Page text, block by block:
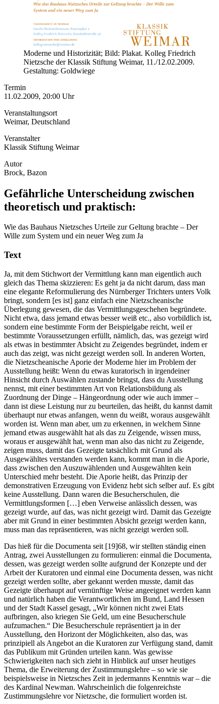
Moderne und Historizität; Bild: Plakat. Kolleg Friedrich
Nietzsche der Klassik Stiftung Weimar, 11./12.02.2009.
Gestaltung: Goldwiege
Termin
11.02.2009, 20:00 Uhr
Veranstaltungsort
Weimar, Deutschland
Veranstalter
Klassik Stiftung Weimar
Autor
Brock, Bazon
Gefährliche Unterscheidung zwischen
theoretisch und praktisch:
Wie das Bauhaus Nietzsches Urteile zur Geltung brachte – Der
Wille zum System und ein neuer Weg zum Ja
Text
Ja, mit dem Stichwort der Vermittlung kann man eigentlich auch
gleich das Thema skizzieren: Es geht ja da nicht darum, dass man
eine elegante Reformulierung des Nürnberger Trichters unters Volk
bringt, sondern [es ist] ganz einfach eine Nietzscheanische
Überlegung gewesen, die das Vermittlungsgeschehen begründete.
Nicht etwa, dass jemand etwas besser weiß etc., also vorbildlich ist,
sondern eine bestimmte Form der Beispielgabe reicht, weil er
bestimmte Voraussetzungen erfüllt, nämlich, das, was gezeigt wird
als etwas in bestimmter Absicht zu Zeigendes begründet, indem er
auch das zeigt, was nicht gezeigt werden soll. In anderen Worten,
die Nietzscheanische Aporie der Moderne hier im Problem der
Ausstellung heißt: Wenn du etwas kuratorisch in irgendeiner
Hinsicht durch Auswählen zustande bringst, dass du Ausstellung
nennst, mit einer bestimmten Art von Relationsbildung als
Zuordnung der Dinge – Hängeordnung oder wie auch immer –
dann ist diese Leistung nur zu beurteilen, das heißt, du kannst damit
überhaupt nur etwas anfangen, wenn du weißt, woraus ausgewählt
worden ist. Wenn man aber, um zu erkennen, in welchem Sinne
jemand etwas ausgewählt hat als das zu Zeigende, wissen muss,
woraus er ausgewählt hat, wenn man also das nicht zu Zeigende,
zeigen muss, damit das Gezeigte tatsächlich mit Grund als
Ausgewähltes verstanden werden kann, kommt man in die Aporie,
dass zwischen den Auszuwählenden und Ausgewählten kein
Unterschied mehr besteht. Die Aporie heißt, das Prinzip der
demonstrativen Erzeugung von Evidenz hebt sich selber auf. Es gibt
keine Ausstellung. Dann waren die Besucherschulen, die
Vermittlungsformen […] eben Verweise anlässlich dessen, was
gezeigt wurde, auf das, was nicht gezeigt wird. Damit das Gezeigte
aber mit Grund in einer bestimmten Absicht gezeigt werden kann,
muss man das repräsentieren, was nicht gezeigt werden soll.
Das hieß für die Documenta seit [19]68, wir stellten ständig einen
Antrag, zwei Ausstellungen zu formulieren: einmal die Documenta,
dessen, was gezeigt werden sollte aufgrund der Konzepte und der
Arbeit der Kuratoren und einmal eine Documenta dessen, was nicht
gezeigt werden sollte, aber gekannt werden musste, damit das
Gezeigte überhaupt auf vernünftige Weise angeeignet werden kann
und natürlich haben die Verantwortlichen im Bund, Land Hessen
und der Stadt Kassel gesagt, „Wir können nicht zwei Etats
aufbringen, also kriegen Sie Geld, um eine Besucherschule
aufzumachen.“ Die Besucherschule repräsentiert ja in der
Ausstellung, den Horizont der Möglichkeiten, also das, was
prinzipiell als Angebot an die Kuratoren zur Verfügung stand, damit
das Publikum mit Gründen urteilen kann. Was gewisse
Schwierigkeiten nach sich zieht in Hinblick auf unser heutiges
Thema, die Erweiterung der Zustimmungslehre – so wie sie
beispielsweise in Nietzsches Zeit in jedermanns Kenntnis war – die
des Kardinal Newman. Wahrscheinlich die folgenreichste
Zustimmungslehre vor Nietzsche, die formuliert worden ist.